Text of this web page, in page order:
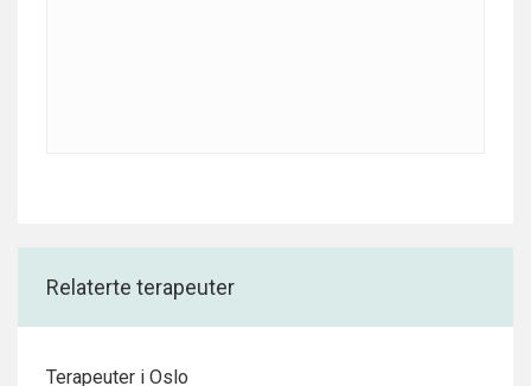
Relaterte terapeuter
Terapeuter i Oslo